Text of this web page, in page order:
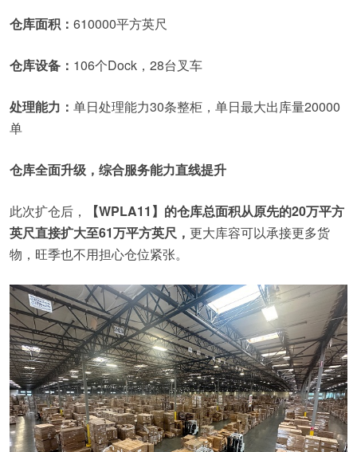
仓库面积： 610000平方英尺
仓库设备： 106个Dock，28台叉车
处理能力： 单日处理能力30条整柜，单日最大出库量20000
单
仓库全面升级，综合服务能力直线提升
此次扩仓后，
【WPLA11】的仓库总面积从原先的20万平方
英尺直接扩大至61万平方英尺， 更大库容可以承接更多货
物，旺季也不用担心仓位紧张。